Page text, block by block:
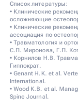
Список литературы:
• Клинические
осложняющие
• Клинические
ассоциация по
• Травматология и
С.П. Миронова, Г.П.
• Корнилов Н.В.
Гиппократ.
• Genant H.K. et al.
International.
• Wood K.B. et al.
Spine Journal.